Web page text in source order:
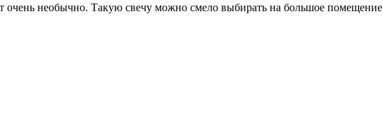
очень необычно. Такую свечу можно смело выбирать на большое